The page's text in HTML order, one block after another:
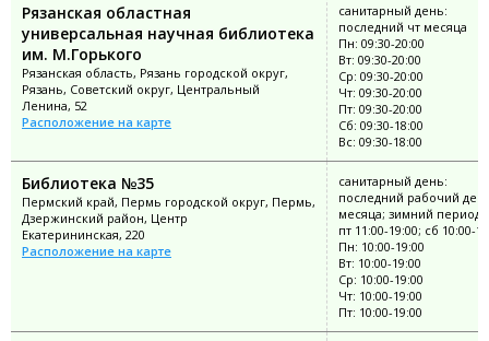
Рязанская областная
универсальная научная библиотека
им. М.Горького
Рязанская область, Рязань городской округ,
Рязань, Советский округ, Центральный
Ленина, 52
Расположение на карте
санитарный день:
последний чт месяца
Пн: 09:30-20:00
Вт: 09:30-20:00
Ср: 09:30-20:00
Чт: 09:30-20:00
Пт: 09:30-20:00
Сб: 09:30-18:00
Вс: 09:30-18:00
Библиотека №35
Пермский край, Пермь городской округ, Пермь,
Дзержинский район, Центр
Екатерининская, 220
Расположение на карте
санитарный день:
последний рабочий
месяца; зимний период:
пт 11:00-19:00; сб 10:00-
Пн: 10:00-19:00
Вт: 10:00-19:00
Ср: 10:00-19:00
Чт: 10:00-19:00
Пт: 10:00-19:00